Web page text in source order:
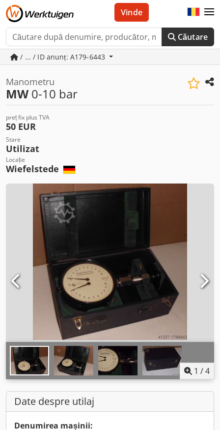
Căutare
Vinde
/ ... / ID anunț: A179-6443
Manometru
MW 0-10 bar
preț fix plus TVA
50 EUR
Stare
Utilizat
Locație
Wiefelstede
1 /4
Date despre utilaj
Denumirea mașinii: